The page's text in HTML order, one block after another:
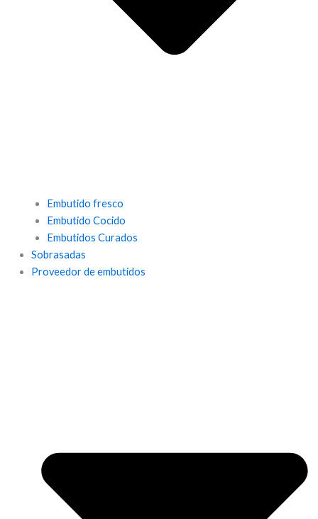
Embutido fresco
Embutido Cocido
Embutidos Curados
Sobrasadas
Proveedor de embutidos